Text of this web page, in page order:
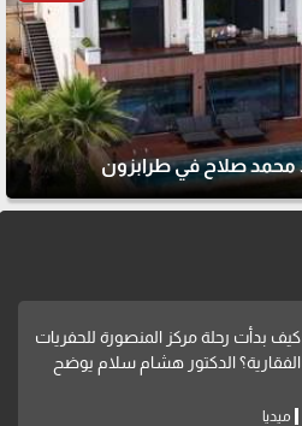
كيف بدأت رحلة مركز المنصورة للحفريات
الفقارية؟ الدكتور هشام سلام يوضح
ميديا